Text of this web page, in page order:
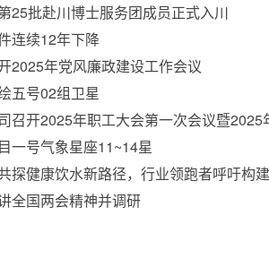
25批赴川博士服务团成员正式入川
连续12年下降
2025年党风廉政建设工作会议
五号02组卫星
召开2025年职工大会第一次会议暨2025
一号气象星座11~14星
探健康饮水新路径，行业领跑者呼吁
全国两会精神并调研